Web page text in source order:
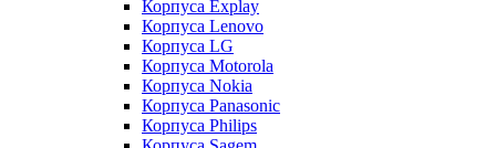
Корпуса Explay
Корпуса Lenovo
Корпуса LG
Корпуса Motorola
Корпуса Nokia
Корпуса Panasonic
Корпуса Philips